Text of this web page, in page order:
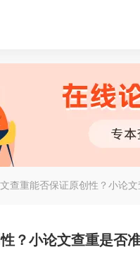
查重能否保证原创性？小论
？小论文查重是否